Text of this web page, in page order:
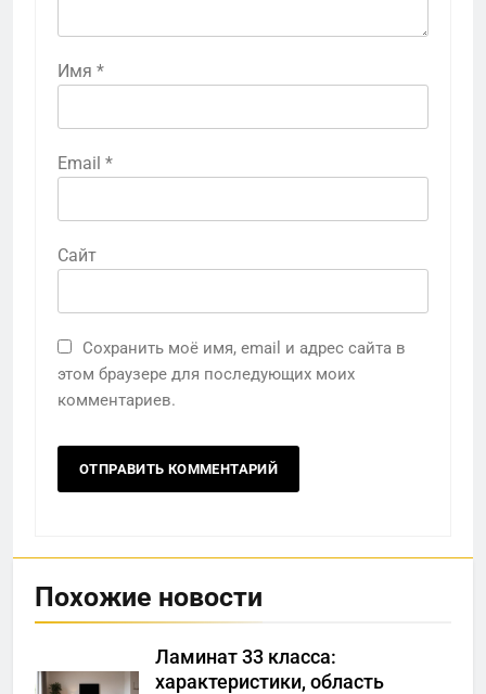
Имя *
Email *
Сайт
Сохранить моё имя, email и адрес сайта в
этом браузере для последующих моих
комментариев.
Похожие новости
Ламинат 33 класса:
характеристики, область